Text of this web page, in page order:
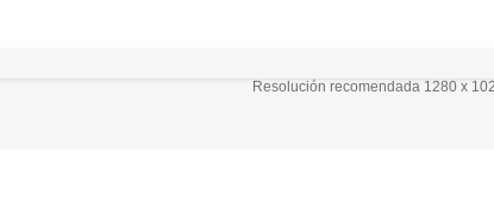
Resolución recomendada 1280 x